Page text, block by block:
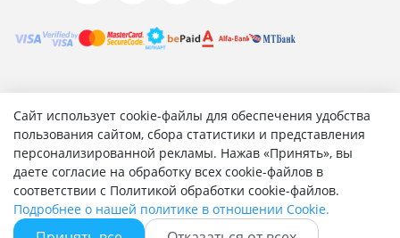
Сайт использует cookie-файлы для обеспечения удобства
пользования сайтом, сбора статистики и представления
персонализированной рекламы. Нажав «Принять», вы
даете согласие на обработку всех cookie-файлов в
соответствии с Политикой обработки cookie-файлов.
Подробнее о нашей политике в отношении Cookie.
© 2001-2026 «Битрикс», «1С-Битрикс». Работает на 1С-
Битрикс: Управление сайтом.
Согласие на обработку персональных данных
Отзыв согласия на обработку персональных данных
Политика обработки персональных данных
Соглашение об использовании сайта